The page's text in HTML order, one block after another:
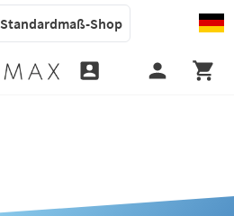
Standardmaß-Shop